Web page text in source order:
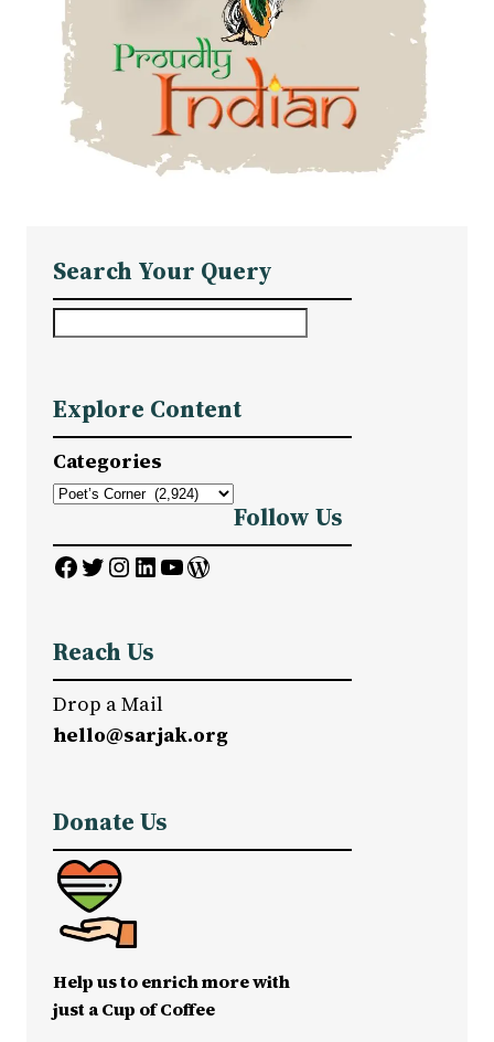
Search Your Query
r
c
h
Explore Content
Categories
Follow Us
Facebook Twitter InstagramLinkedIn YouTube WordPress
Reach Us
Drop a Mail
hello@sarjak.org
Donate Us
Help us to enrich more with
just a Cup of Coffee